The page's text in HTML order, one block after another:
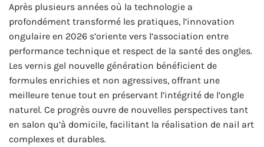
Après plusieurs années où la technologie a
profondément transformé les pratiques, l’innovation
ongulaire en 2026 s’oriente vers l’association entre
performance technique et respect de la santé des ongles.
Les vernis gel nouvelle génération bénéficient de
formules enrichies et non agressives, offrant une
meilleure tenue tout en préservant l’intégrité de l’ongle
naturel. Ce progrès ouvre de nouvelles perspectives tant
en salon qu’à domicile, facilitant la réalisation de nail art
complexes et durables.